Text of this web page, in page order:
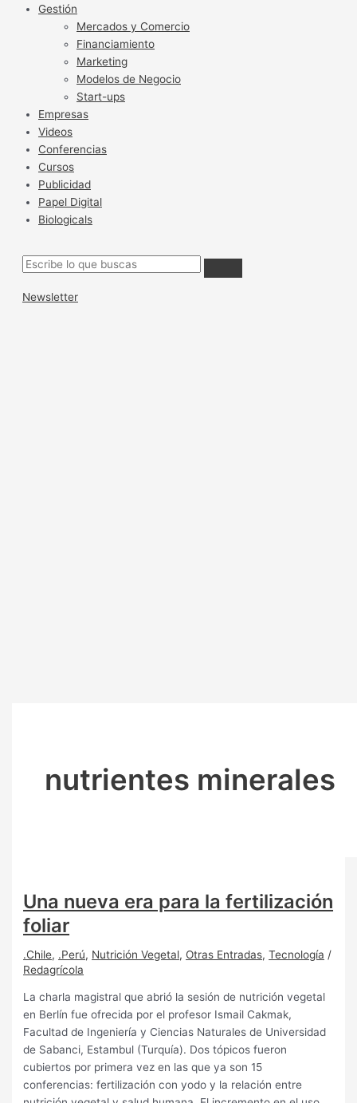
Gestión
Mercados y Comercio
Financiamiento
Marketing
Modelos de Negocio
Start-ups
Empresas
Videos
Conferencias
Cursos
Publicidad
Papel Digital
Biologicals
Newsletter
nutrientes minerales
Una nueva era para la fertilización
foliar
.Chile, .Perú, Nutrición Vegetal, Otras Entradas,Tecnología /
Redagrícola
La charla magistral que abrió la sesión de nutrición vegetal
en Berlín fue ofrecida por el profesor Ismail Cakmak,
Facultad de Ingeniería y Ciencias Naturales de Universidad
de Sabanci, Estambul (Turquía). Dos tópicos fueron
cubiertos por primera vez en las que ya son 15
conferencias: fertilización con yodo y la relación entre